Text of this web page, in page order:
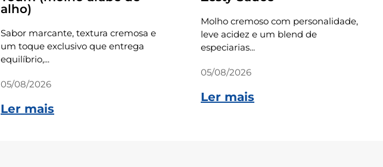
alho)
Sabor marcante, textura cremosa e
um toque exclusivo que entrega
equilíbrio,...
05/08/2026
Ler mais
Molho cremoso com personalidade,
leve acidez e um blend de
especiarias...
05/08/2026
Ler mais